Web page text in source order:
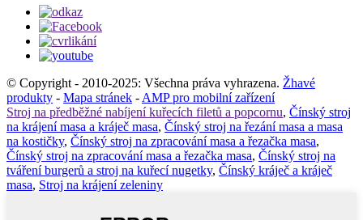
© Copyright - 2010-2025: Všechna práva vyhrazena. Žhavé
produkty - Mapa stránek - AMP pro mobilní zařízení
Stroj na předběžné nabíjení kuřecích filetů a popcornu, Čínský stroj
na krájení masa a kráječ masa, Čínský stroj na řezání masa a masa
na kostičky, Čínský stroj na zpracování masa a řezačka masa,
Čínský stroj na zpracování masa a řezačka masa, Čínský stroj na
tváření burgerů a stroj na kuřecí nugetky, Čínský kráječ a kráječ
masa, Stroj na krájení zeleniny